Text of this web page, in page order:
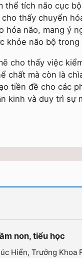
thể tích não cục
thấy chuyển
não, mang ý
khỏe não bộ
cho thấy việc
chất mà còn là
tiền đề cho các
kinh và duy trì sự
non, tiểu học
Hiển, Trưởng